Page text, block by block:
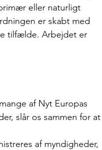
eller naturligt
er skabt med
tilfælde. Arbejdet er
af Nyt Europas
slår os sammen for at
af myndigheder,